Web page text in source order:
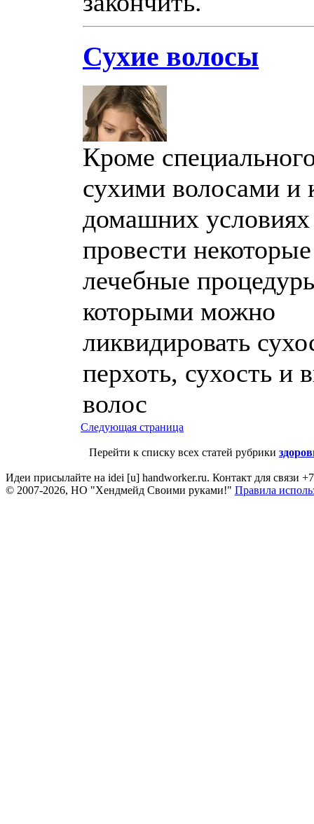
Сухие волосы
Кроме
сухими волосами и
домашних
провести некоторые
лечебные
которыми можно
ликвидировать
перхоть, сухость и
волос
Следующая страница
Перейти к списку всех статей рубрики
Идеи присылайте на idei [u] handworker.ru. Контакт для связи
© 2007-2026, НО "Хендмейд Своими руками!" Правила